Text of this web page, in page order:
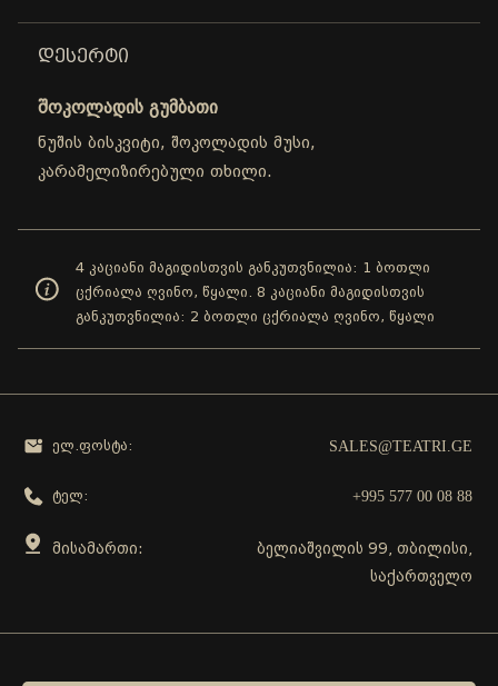
ᲓᲔᲡᲔᲠᲢᲘ
შოკოლადის გუმბათი
ნუშის ბისკვიტი, შოკოლადის მუსი,
კარამელიზირებული თხილი.
4 კაციანი მაგიდისთვის განკუთვნილია: 1 ბოთლი
ცქრიალა ღვინო, წყალი. 8 კაციანი მაგიდისთვის
განკუთვნილია: 2 ბოთლი ცქრიალა ღვინო, წყალი
ელ.ფოსტა: SALES@TEATRI.GE
ტელ: +995 577 00 08 88
მისამართი:
ბელიაშვილის 99, თბილისი,
საქართველო